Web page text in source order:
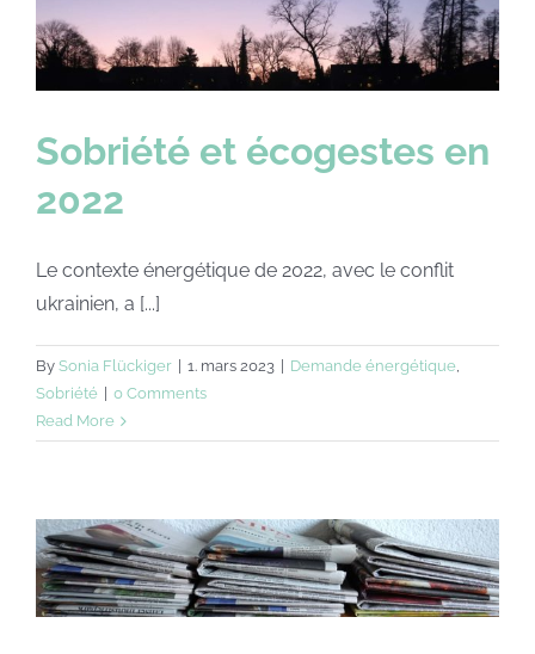
Sobriété et écogestes en
2022
Le contexte énergétique de 2022, avec le conflit
ukrainien, a [...]
By Sonia Flückiger 1. mars 2023 Demande énergétique,
Sobriété
0 Comments
Read More